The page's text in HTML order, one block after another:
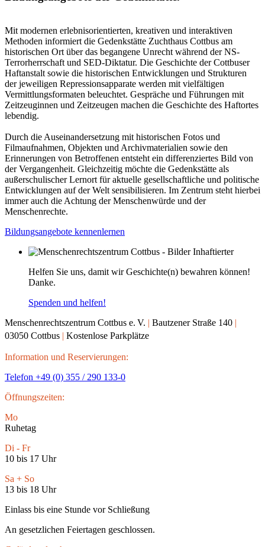
Mit modernen erlebnisorientierten, kreativen und interaktiven
Methoden informiert die Gedenkstätte Zuchthaus Cottbus am
historischen Ort über das begangene Unrecht während der NS-
Terrorherrschaft und SED-Diktatur. Die Geschichte der Cottbuser
Haftanstalt sowie die historischen Entwicklungen und Strukturen
der jeweiligen Repressionsapparate werden mit vielfältigen
Vermittlungsformaten beleuchtet. Gespräche und Führungen mit
Zeitzeuginnen und Zeitzeugen machen die Geschichte des Haftortes
lebendig.
Durch die Auseinandersetzung mit historischen Fotos und
Filmaufnahmen, Objekten und Archivmaterialien sowie den
Erinnerungen von Betroffenen entsteht ein differenziertes Bild von
der Vergangenheit. Gleichzeitig möchte die Gedenkstätte als
außerschulischer Lernort für aktuelle gesellschaftliche und politische
Entwicklungen auf der Welt sensibilisieren. Im Zentrum steht hierbei
immer auch die Achtung der Menschenwürde und der
Menschenrechte.
Bildungsangebote kennenlernen
Helfen Sie uns, damit wir Geschichte(n) bewahren können!
Danke.
Spenden und helfen!
Menschenrechtszentrum Cottbus e. V. | Bautzener Straße 140 |
03050 Cottbus | Kostenlose Parkplätze
Information und Reservierungen:
Telefon +49 (0) 355 / 290 133-0
Öffnungszeiten:
Mo
Ruhetag
Di - Fr
10 bis 17 Uhr
Sa + So
13 bis 18 Uhr
Einlass bis eine Stunde vor Schließung
An gesetzlichen Feiertagen geschlossen.